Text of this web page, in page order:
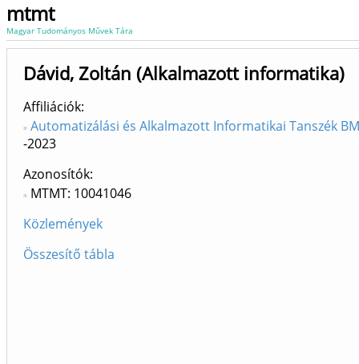
mtmt
Magyar Tudományos Művek Tára
Dávid, Zoltán (Alkalmazott informatika)
Affiliációk
Automatizálási és Alkalmazott Informatikai Tanszék
-2023
Azonosítók
MTMT: 10041046
Közlemények
Összesítő tábla